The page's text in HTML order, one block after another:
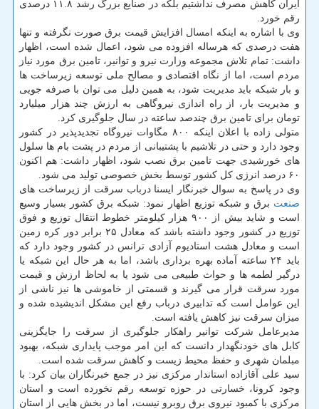
ایران کاهش مصرف نداشتیم بلکه در صنایع بزرگ رشد ۱۱.۸ درصدی
رقم خورد.
وی با اشاره به اینکه امسال افزایش قیمت برق صورت نگرفته و تنها
هفت درصدی که هرساله افزوده می شود، اعمال شده است، اظهار
داشت: تمام تلاش مجموعه وزارت نیرو و توانیر، تامین برق مورد نیاز
مردم است، اما از نگاه اقتصادی و مصالح ملی توسعه زیرساخت ها
و بار شبکه باید مدیریت شود، به همین دلیل می توان با صرفه جویی
و مدیریت بار، از راه اندازی نیروگاهی به ارزش چند هزار میلیارد
تومان برای تامین برق چندصد ساعته در سال جلوگیری کرد.
متولی زاده با اعلان اینکه ۸۰۰ مگاوات نیروگاه تجدیدپذیر در کشور
وجود دارد و حتی در تلاشیم با پشتیبانی از مردم در پشت بام ها سلول
های خورشیدی جهت تامین برق نصب شود، اظهار داشت: هم اکنون
۶۰ درصد انرژی کل کشور توسط بخش خصوصی تولید می شود.
وی در پاسخ به سوال خبرنگار ایسنا درباب سرقت از زیرساخت های
صنعت برق و شبکه توزیع اظهار نمود: شبکه برق کشور بسیار وسیع
است و شاید بیش از ۹۰۰ هزار کیلومتر خطوط انتقال توزیع و فوق
توزیع در کشور وجود داشته باشد که معادل ۲۵ برابر دور کره زمین
است و معادل هشت استادیوم آزادی ترانس در کشور وجود دارد که
باید ۲۴ ساعته آماده بهره برداری باشد، اما به هر حال این شبکه یا
درگیر لطمه ها و حواث طبیعی می شود یا به لحاظ ارزش و قیمت
مورد سرقت قرار می گیرند و قسمتی از خاموشی ها نیز ناشی از
این عوامل است که تدابیری درباب رفع این مشکل اندیشیده شده و
میزان سرقت نیز کاهش یافته است.
مدیرعامل شرکت توانیر راهکار جلوگیری از سرقت را جایگزینی
کابل های خودنگهدار دانست که این امر موجب پایداری شبکه، بهبود
مبلمان شهری و حفظ محیط زیست و کاهش سرقت شده است.
سید علی آقازاده استاندار مرکزی نیز در جمع خبرنگاران بیان کرد: با
وجود کرونا، خسارتی در حوزه توسعه رقم نخورده است و استان
مرکزی با کمبود نیروی برق روبرو نیست، اما در بخش هایی از استان